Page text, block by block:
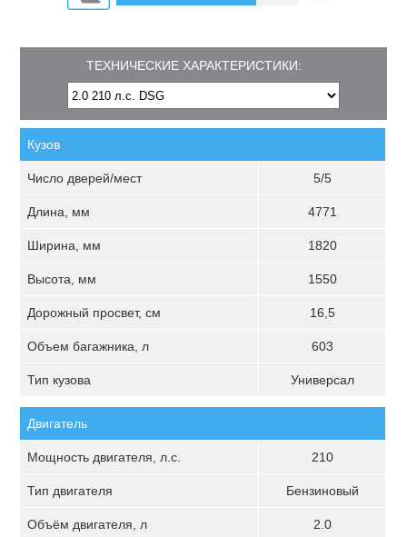
ТЕХНИЧЕСКИЕ ХАРАКТЕРИСТИКИ:
Кузов
Число дверей/мест 5/5
Длина, мм 4771
Ширина, мм 1820
Высота, мм 1550
Дорожный просвет, см 16,5
Объем багажника, л 603
Тип кузова Универсал
Двигатель
Мощность двигателя, л.с. 210
Тип двигателя Бензиновый
Объём двигателя, л 2.0